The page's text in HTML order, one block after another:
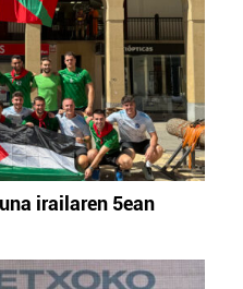
irailaren 5ean